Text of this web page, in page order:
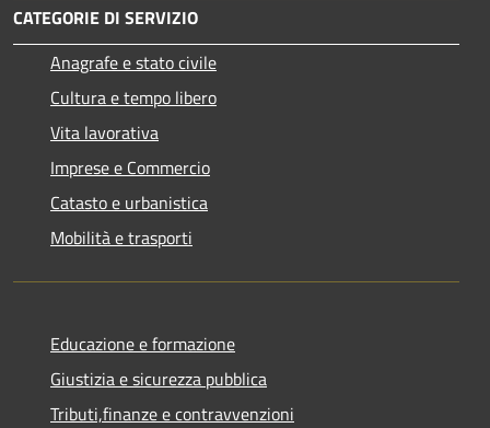
CATEGORIE DI SERVIZIO
Anagrafe e stato civile
Cultura e tempo libero
Vita lavorativa
Imprese e Commercio
Catasto e urbanistica
Mobilità e trasporti
Educazione e formazione
Giustizia e sicurezza pubblica
Tributi,finanze e contravvenzioni